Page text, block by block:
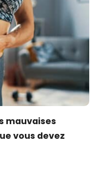
mauvaises
vous devez